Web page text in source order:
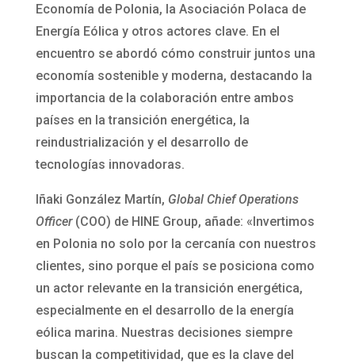
Economía de Polonia, la Asociación Polaca de
Energía Eólica y otros actores clave. En el
encuentro se abordó cómo construir juntos una
economía sostenible y moderna, destacando la
importancia de la colaboración entre ambos
países en la transición energética, la
reindustrialización y el desarrollo de
tecnologías innovadoras.
Iñaki González Martín, Global Chief Operations
Officer(COO) de HINE Group, añade: «Invertimos
en Polonia no solo por la cercanía con nuestros
clientes, sino porque el país se posiciona como
un actor relevante en la transición energética,
especialmente en el desarrollo de la energía
eólica marina. Nuestras decisiones siempre
buscan la competitividad, que es la clave del